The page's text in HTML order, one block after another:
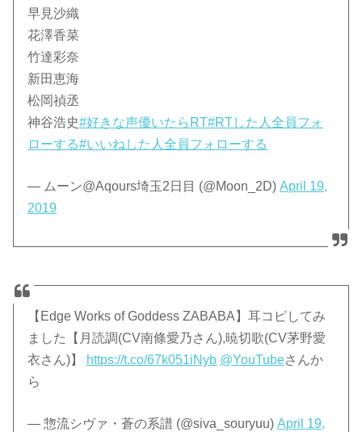
早見沙織
花澤香菜
竹達彩奈
新田恵海
松岡禎丞
神谷浩史#好きな声優いたらRT#RTした人全員フォ
ローする#いいねした人全員フォローする
— ムーン@Aqours埼玉2日目 (@Moon_2D)April 19,
2019
【Edge Works of Goddess ZABABA】耳コピしてみ
ました【月読調(CV南條愛乃さん),暁切歌(CV茅野愛
衣さん)】
https://t.co/67k051iNyb @YouTubeさんか
ら
— 惣流シヴァ・蒼の系譜 (@siva_souryuu)April 19,